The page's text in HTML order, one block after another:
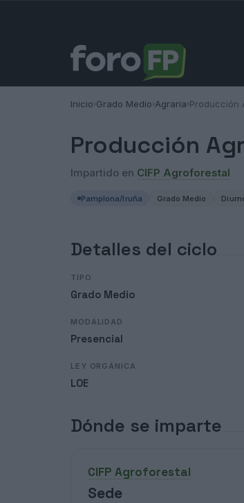
Inicio›Grado Medio›Agraria›Producción
Producción
Impartido en CIFP Agroforestal
Pamplona/Iruña Grado Medio
Detalles del ciclo
TIPO
Grado Medio
MODALIDAD
Presencial
LEY ORGÁNICA
LOE
Dónde se imparte
CIFP Agroforestal
Sede